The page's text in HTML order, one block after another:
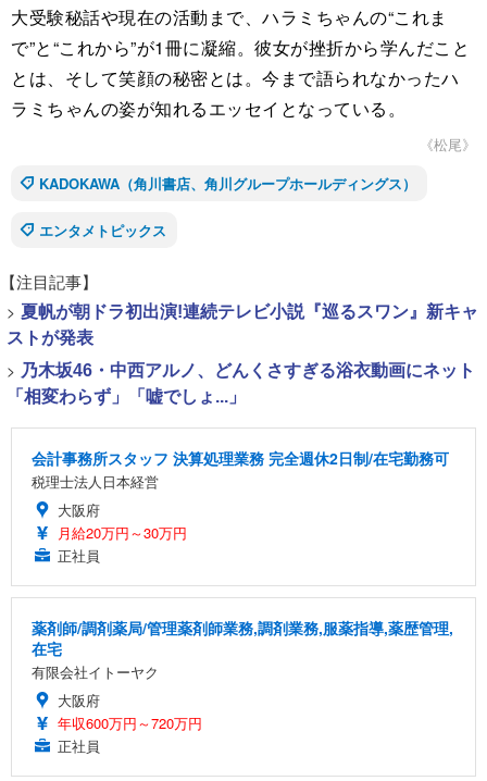
大受験秘話や現在の活動まで、ハラミちゃんの“これま
で”と“これから”が1冊に凝縮。彼女が挫折から学んだこと
とは、そして笑顔の秘密とは。今まで語られなかったハ
ラミちゃんの姿が知れるエッセイとなっている。
《松尾》
KADOKAWA（角川書店、角川グループホールディングス）
エンタメトピックス
【注目記事】
> 夏帆が朝ドラ初出演!連続テレビ小説『巡るスワン』新キャ
ストが発表
> 乃木坂46・中西アルノ、どんくさすぎる浴衣動画にネット
「相変わらず」「嘘でしょ...」
会計事務所スタッフ 決算処理業務 完全週休2日制/在宅勤務可
税理士法人日本経営
大阪府
月給20万円～30万円
正社員
薬剤師/調剤薬局/管理薬剤師業務,調剤業務,服薬指導,薬歴管理,
在宅
有限会社イトーヤク
大阪府
年収600万円～720万円
正社員